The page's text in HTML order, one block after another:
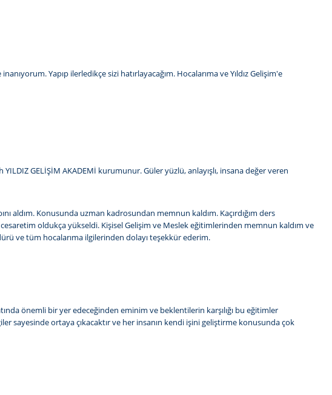
Yapıp ilerledikçe sizi hatırlayacağım. Hocalarıma ve Yıldız Gelişim'e
GELİŞİM AKADEMİ kurumunur. Güler yüzlü, anlayışlı, insana değer veren
aldım. Konusunda uzman kadrosundan memnun kaldım. Kaçırdığım ders
oldukça yükseldi. Kişisel Gelişim ve Meslek eğitimlerinden memnun kaldım ve
ve tüm hocalarıma ilgilerinden dolayı teşekkür ederim.
önemli bir yer edeceğinden eminim ve beklentilerin karşılığı bu eğitimler
sayesinde ortaya çıkacaktır ve her insanın kendi işini geliştirme konusunda çok